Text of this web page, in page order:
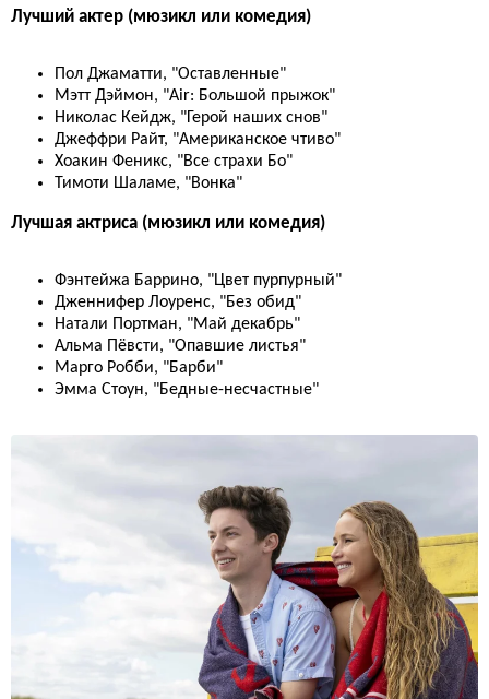
Лучший актер (мюзикл или комедия)
Пол Джаматти, "Оставленные"
Мэтт Дэймон, "Air: Большой прыжок"
Николас Кейдж, "Герой наших снов"
Джеффри Райт, "Американское чтиво"
Хоакин Феникс, "Все страхи Бо"
Тимоти Шаламе, "Вонка"
Лучшая актриса (мюзикл или комедия)
Фэнтейжа Баррино, "Цвет пурпурный"
Дженнифер Лоуренс, "Без обид"
Натали Портман, "Май декабрь"
Альма Пёвсти, "Опавшие листья"
Марго Робби, "Барби"
Эмма Стоун, "Бедные-несчастные"